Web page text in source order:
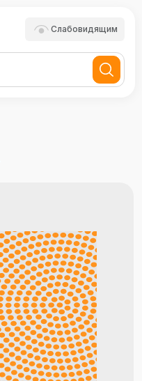
Слабовидящим